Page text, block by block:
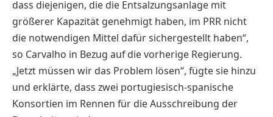
dass diejenigen, die die Entsalzungsanlage mit
größerer Kapazität genehmigt haben, im PRR nicht
die notwendigen Mittel dafür sichergestellt haben“,
so Carvalho in Bezug auf die vorherige Regierung.
„Jetzt müssen wir das Problem lösen“, fügte sie hinzu
und erklärte, dass zwei portugiesisch-spanische
Konsortien im Rennen für die Ausschreibung der